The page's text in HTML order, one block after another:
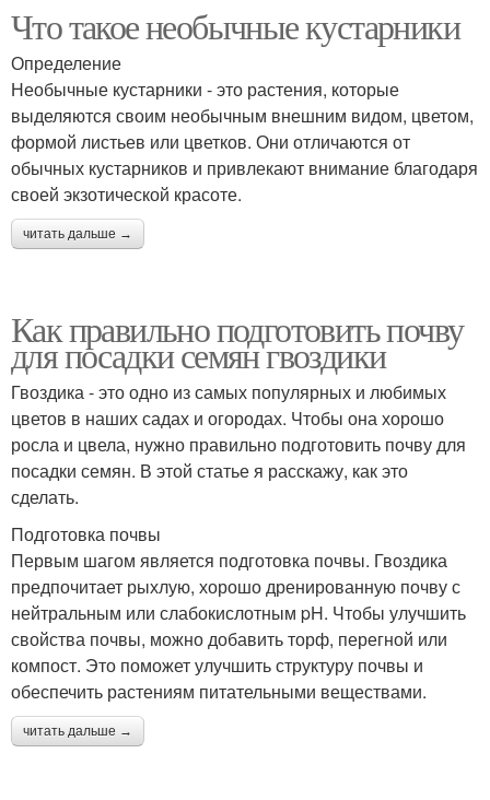
Что такое необычные кустарники
Определение
Необычные кустарники - это растения, которые
выделяются своим необычным внешним видом, цветом,
формой листьев или цветков. Они отличаются от
обычных кустарников и привлекают внимание благодаря
своей экзотической красоте.
читать дальше →
Как правильно подготовить почву
для посадки семян гвоздики
Гвоздика - это одно из самых популярных и любимых
цветов в наших садах и огородах. Чтобы она хорошо
росла и цвела, нужно правильно подготовить почву для
посадки семян. В этой статье я расскажу, как это
сделать.
Подготовка почвы
Первым шагом является подготовка почвы. Гвоздика
предпочитает рыхлую, хорошо дренированную почву с
нейтральным или слабокислотным pH. Чтобы улучшить
свойства почвы, можно добавить торф, перегной или
компост. Это поможет улучшить структуру почвы и
обеспечить растениям питательными веществами.
читать дальше →